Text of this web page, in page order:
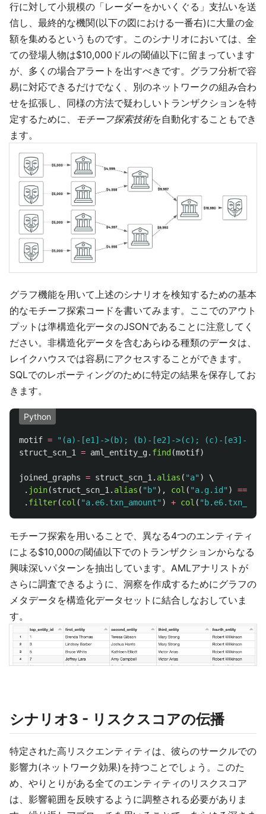
行に対して小規模の「レーダーをかいくぐる」支払いを送
信し、最終的な機関(以下の図における一番右)に大量の金
額を集めるというものです。このシナリオにおいては、全
ての登場人物は$10,000ドルの閾値以下に留まっています
が、多くの場合アラートを出すべきです。グラフ分析で容
易に対応できるだけでなく、別のネットワークの組み合わ
せを拡張し、同様の方法で疑わしいトランザクションを特
定するために、 モチーフ探索技術を自動化することもでき
ます。
グラフ機能を用いて上述のシナリオを検知するための基本
的なモチーフ探索コードを書いてみます。ここでのアウト
プットは準構造化データのJSONであることに注意してく
ださい。非構造化データを含むあらゆる種類のデータは、
レイクハウスでは容易にアクセスすることができます。
SQLでのレポーティングのために特定の結果を保存してお
きます。
Python
motif = " (a)-[e1]->(b); (b)-[e2]->(c); (c)-[e3]-
struct_scn_1
= aml_entity_g. find(motif)
joined_graphs = struct_scn_1 . alias ( "a" )
\
. join(struct_scn_1 . alias ( "b" ), col ( "a.g.id" ) ==
. filter(col ( "a.e6.txn_amount" ) + col ( "
モチーフ探索を用いることで、異なる4つのエンティティ
による$10,000の閾値以下でのトランザクションからなる
興味深いパターンを抽出しています。AMLアナリストが
さらに調査できるように、洞察を作成するためにグラフの
メタデータを構造化データセットに結合しなおしていま
す。
シナリオ3 - リスクスコアの伝播
特定された高リスクエンティティは、彼らのサークルでの
影響力(ネットワーク効果)を持つことでしょう。このた
め、やりとりがある全てのエンティティのリスクスコア
は、影響範囲を反映するように調整される必要がありま